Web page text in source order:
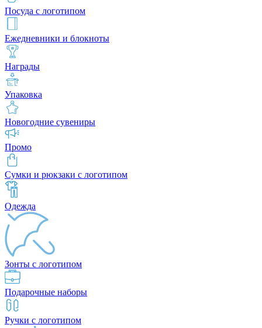
Посуда с логотипом
Ежедневники и блокноты
Награды
Упаковка
Новогодние сувениры
Промо
Сумки и рюкзаки с логотипом
Одежда
Зонты с логотипом
Подарочные наборы
Ручки с логотипом